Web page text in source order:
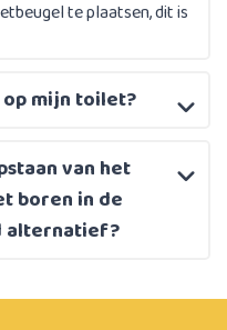
te plaatsen, dit is
mijn toilet?
van het
boren in de
alternatief?